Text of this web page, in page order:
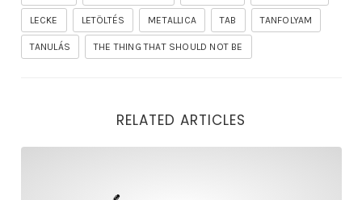
LECKE LETÖLTÉS METALLICA TAB TANFOLYAM
TANULÁS THE THING THAT SHOULD NOT BE
RELATED ARTICLES